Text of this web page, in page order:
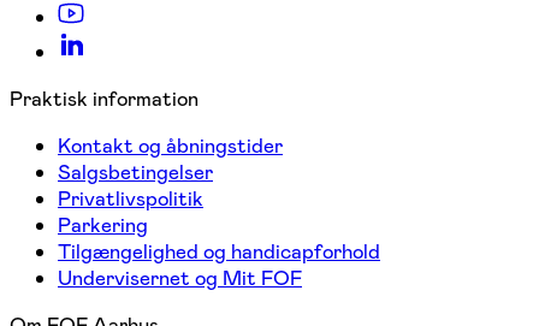
Praktisk information
Kontakt og åbningstider
Salgsbetingelser
Privatlivspolitik
Parkering
Tilgængelighed og handicapforhold
Undervisernet og Mit FOF